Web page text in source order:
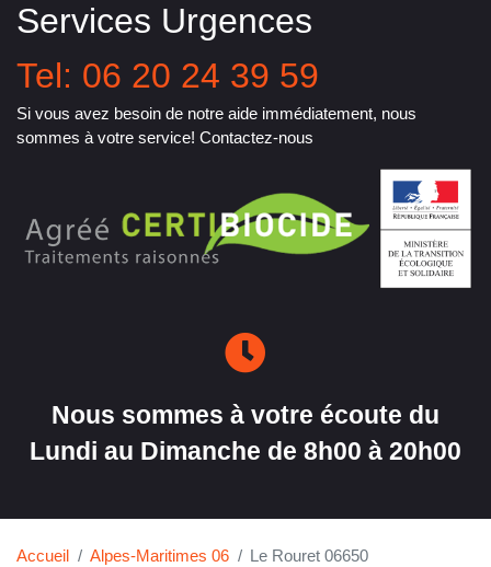
Services Urgences
Tel: 06 20 24 39 59
Si vous avez besoin de notre aide immédiatement, nous
sommes à votre service! Contactez-nous
Nous sommes à votre écoute du
Lundi au Dimanche de 8h00 à 20h00
Accueil Alpes-Maritimes 06 Le Rouret 06650